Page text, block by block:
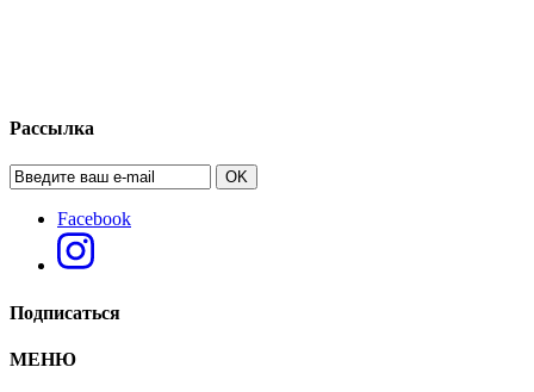
Рассылка
OK
Facebook
Подписаться
МЕНЮ